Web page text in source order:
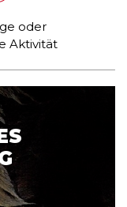
oder
Aktivität